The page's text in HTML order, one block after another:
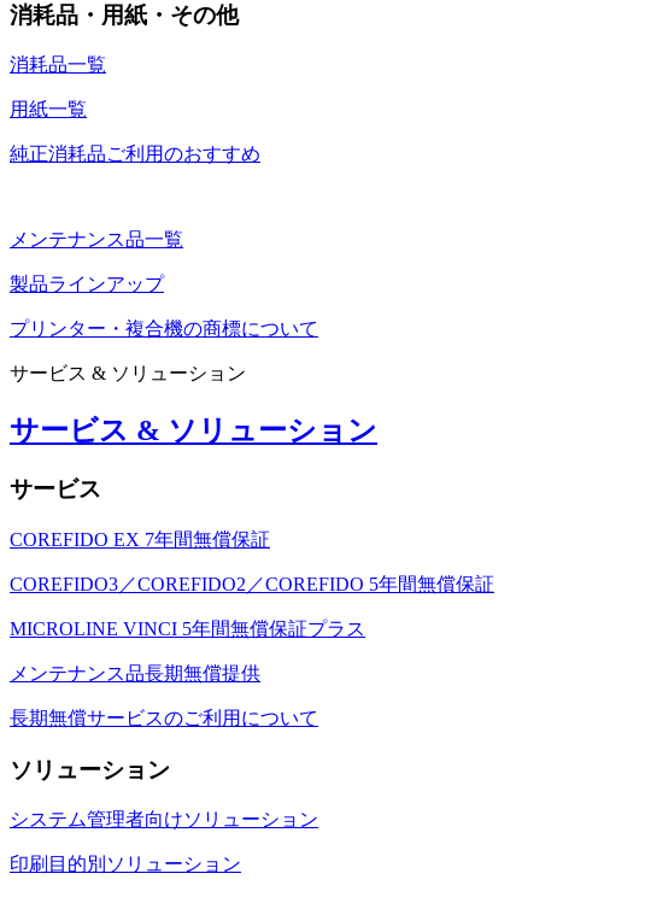
消耗品・用紙・その他
消耗品一覧
用紙一覧
純正消耗品ご利用のおすすめ
メンテナンス品一覧
製品ラインアップ
プリンター・複合機の商標について
サービス & ソリューション
サービス & ソリューション
サービス
COREFIDO EX 7年間無償保証
COREFIDO3／COREFIDO2／COREFIDO 5年間無償保証
MICROLINE VINCI 5年間無償保証プラス
メンテナンス品長期無償提供
長期無償サービスのご利用について
ソリューション
システム管理者向けソリューション
印刷目的別ソリューション